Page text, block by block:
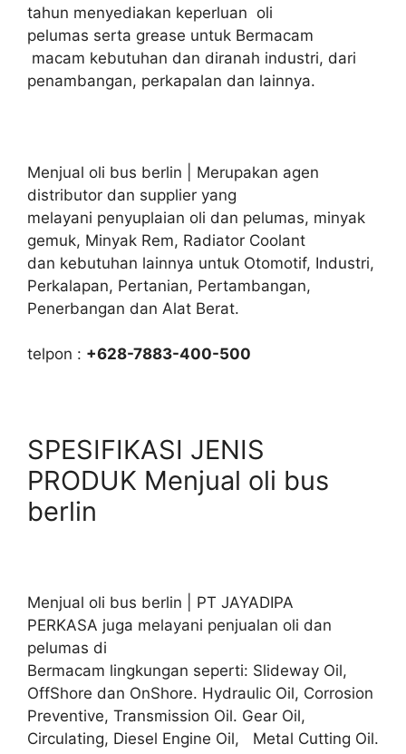
tahun menyediakan keperluan oli
pelumas serta grease untuk Bermacam
macam kebutuhan dan diranah industri, dari
penambangan, perkapalan dan lainnya.
Menjual oli bus berlin | Merupakan agen
distributor dan supplier yang
melayani penyuplaian oli dan pelumas, minyak
gemuk, Minyak Rem, Radiator Coolant
dan kebutuhan lainnya untuk Otomotif, Industri,
Perkalapan, Pertanian, Pertambangan,
Penerbangan dan Alat Berat.
telpon : +628-7883-400-500
SPESIFIKASI JENIS
PRODUK Menjual oli bus
berlin
Menjual oli bus berlin | PT JAYADIPA
PERKASA juga melayani penjualan oli dan
pelumas di
Bermacam lingkungan seperti: Slideway Oil,
OffShore dan OnShore. Hydraulic Oil, Corrosion
Preventive, Transmission Oil. Gear Oil,
Circulating, Diesel Engine Oil, Metal Cutting Oil.